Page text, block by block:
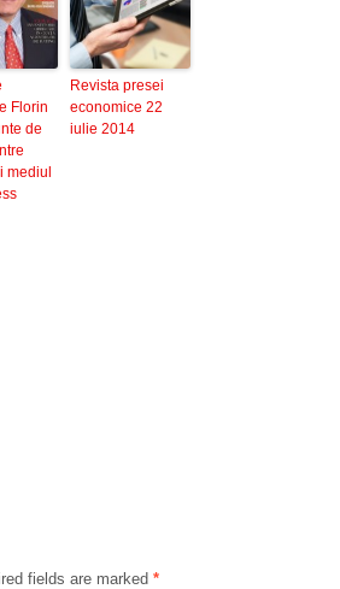
Florin
de
mediul
Revista presei
economice 22
iulie 2014
fields are marked *